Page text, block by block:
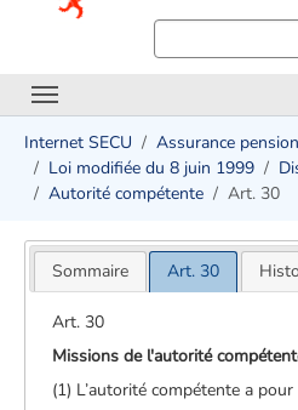
Internet SECU Assurance pension
Loi modifiée du 8 juin 1999
Autorité compétente
Art. 30
Sommaire Art. 30
Art. 30
Missions de l'autorité
(1) L’autorité compétente a